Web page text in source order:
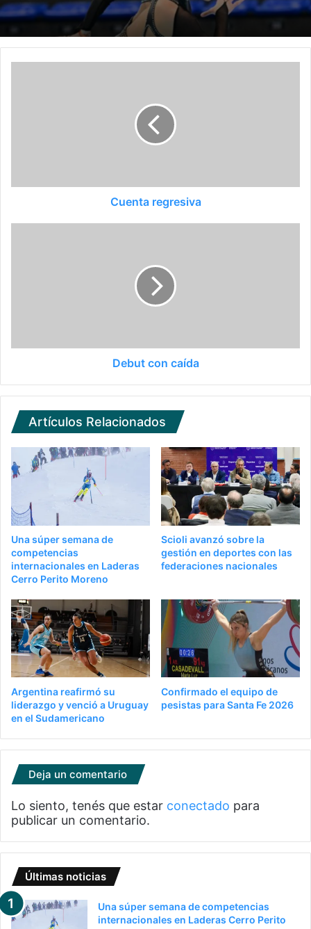
Cuenta regresiva
Debut con caída
Artículos Relacionados
Una súper semana de
competencias
internacionales en Laderas
Cerro Perito Moreno
Scioli avanzó sobre la
gestión en deportes con las
federaciones nacionales
Argentina reafirmó su
liderazgo y venció a Uruguay
en el Sudamericano
Confirmado el equipo de
pesistas para Santa Fe 2026
Deja un comentario
Lo siento, tenés que estar conectado para
publicar un comentario.
Últimas noticias
Una súper semana de competencias
internacionales en Laderas Cerro Perito